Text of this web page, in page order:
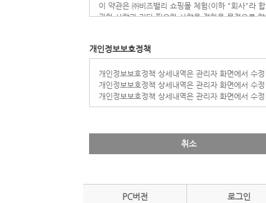
3. "비회원"이라 함은 회원에 가입하지 않고 회사
제3조 (약관의 효력과 변경)
니다.
③ 제2항에 의거, 변경된 약관은 제1항과 같은 방법
④ 회원은 변경된 약관 사항에 동의하지 않으면 서
⑤ 약관의 효력 발생일 이후의 계속적인 서비스 이
제4조 (약관 외 준칙)
이 약관에 명시되지 않은 사항이 관계 법령에 규정
① 회사 홈페이지상 서비스 이용 계약은 이용자가
의 이 약관에 동의한다는 의사표시로 성립됩니다.
③ 이용자의 회사 홈페이지상 서비스 이용신청에
인정하는 내용을 회원에게 통지합니다.
이 약관은 ㈜비즈밸리 쇼핑몰 체험(이하 "회사"라
관한 사항과 기타 필요한 사항을 정함을 목적으로
1. "이용자"라 함은 홈페이지에 접속하여 이 약관에
니다.
2. "회원"이라 함은 홈페이지에 개인정보를 제공하
홈페이지가 제공하는 서비스를 계속적으로 이용할
3. "비회원"이라 함은 회원에 가입하지 않고 회사
제3조 (약관의 효력과 변경)
③ 제2항에 의거, 변경된 약관은 제1항과 같은 방법
개인정보보호정책
개인정보보호정책 상세내역은 관리자 화면에서 수
개인정보보호정책 상세내역은 관리자 화면에서 수
개인정보보호정책 상세내역은 관리자 화면에서 수
취소
PC버전 로그인